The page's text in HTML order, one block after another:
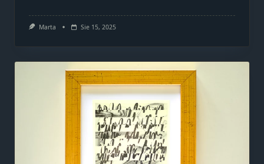
Marta Sie 15, 2025
Konieczne
Te pliki cookie
nie są